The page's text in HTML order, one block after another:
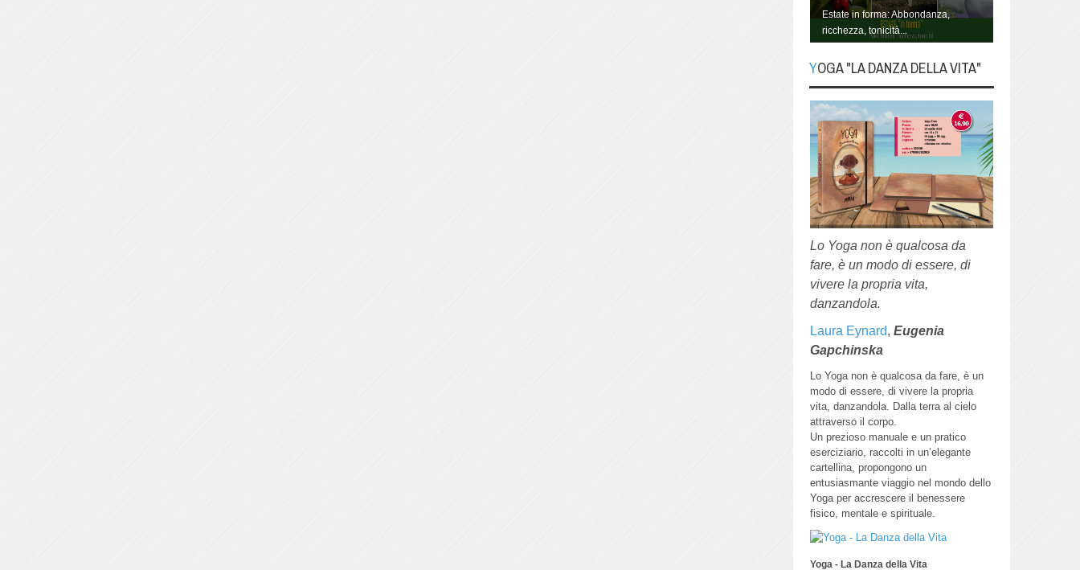
Estate in forma: Abbondanza,
ricchezza, tonicità...
YOGA "La danza della
Vita"
Lo Yoga non è qualcosa da fare, è
un modo di essere, di vivere la
propria vita, danzandola.
YOGA "LA DANZA DELLA VITA"
Lo Yoga non è qualcosa da
fare, è un modo di essere, di
vivere la propria vita,
danzandola.
Laura Eynard, Eugenia
Gapchinska
Lo Yoga non è qualcosa da fare, è un
modo di essere, di vivere la propria
vita, danzandola.
Dalla terra al cielo
attraverso il corpo.
Un prezioso manuale e un pratico
eserciziario, raccolti in un’elegante
cartellina, propongono un
entusiasmante viaggio nel mondo dello
Yoga per accrescere il benessere
fisico, mentale e spirituale.
Yoga - La Danza della Vita